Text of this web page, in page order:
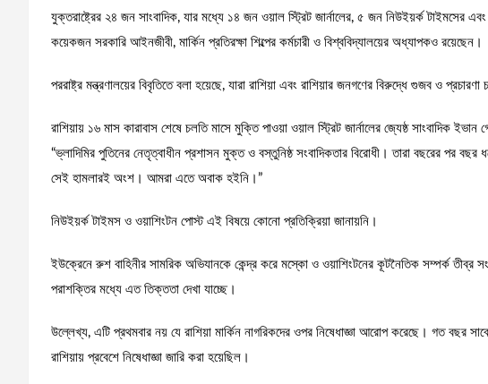
যুক্তরাষ্ট্রের ২৪ জন সাংবাদিক, যার মধ্যে ১৪ জন ওয়াল স্ট্রিট জার্নালের, ৫ জন নিউইয়র্ক টাইমসের
কয়েকজন সরকারি আইনজীবী, মার্কিন প্রতিরক্ষা শিল্পের কর্মচারী ও বিশ্ববিদ্যালয়ের অধ্যাপকও রয়েছেন।
পররাষ্ট্র মন্ত্রণালয়ের বিবৃতিতে বলা হয়েছে, যারা রাশিয়া এবং রাশিয়ার জনগণের বিরুদ্ধে গুজব ও
রাশিয়ায় ১৬ মাস কারাবাস শেষে চলতি মাসে মুক্তি পাওয়া ওয়াল স্ট্রিট জার্নালের জ্যেষ্ঠ সাংবাদিক
“ভ্লাদিমির পুতিনের নেতৃত্বাধীন প্রশাসন মুক্ত ও বস্তুনিষ্ঠ সংবাদিকতার বিরোধী। তারা বছরের পর
সেই হামলারই অংশ। আমরা এতে অবাক হইনি।”
নিউইয়র্ক টাইমস ও ওয়াশিংটন পোস্ট এই বিষয়ে কোনো প্রতিক্রিয়া জানায়নি।
ইউক্রেনে রুশ বাহিনীর সামরিক অভিযানকে কেন্দ্র করে মস্কো ও ওয়াশিংটনের কূটনৈতিক সম্পর্ক
পরাশক্তির মধ্যে এত তিক্ততা দেখা যাচ্ছে।
উল্লেখ্য, এটি প্রথমবার নয় যে রাশিয়া মার্কিন নাগরিকদের ওপর নিষেধাজ্ঞা আরোপ করেছে। গত বছর
রাশিয়ায় প্রবেশে নিষেধাজ্ঞা জারি করা হয়েছিল।